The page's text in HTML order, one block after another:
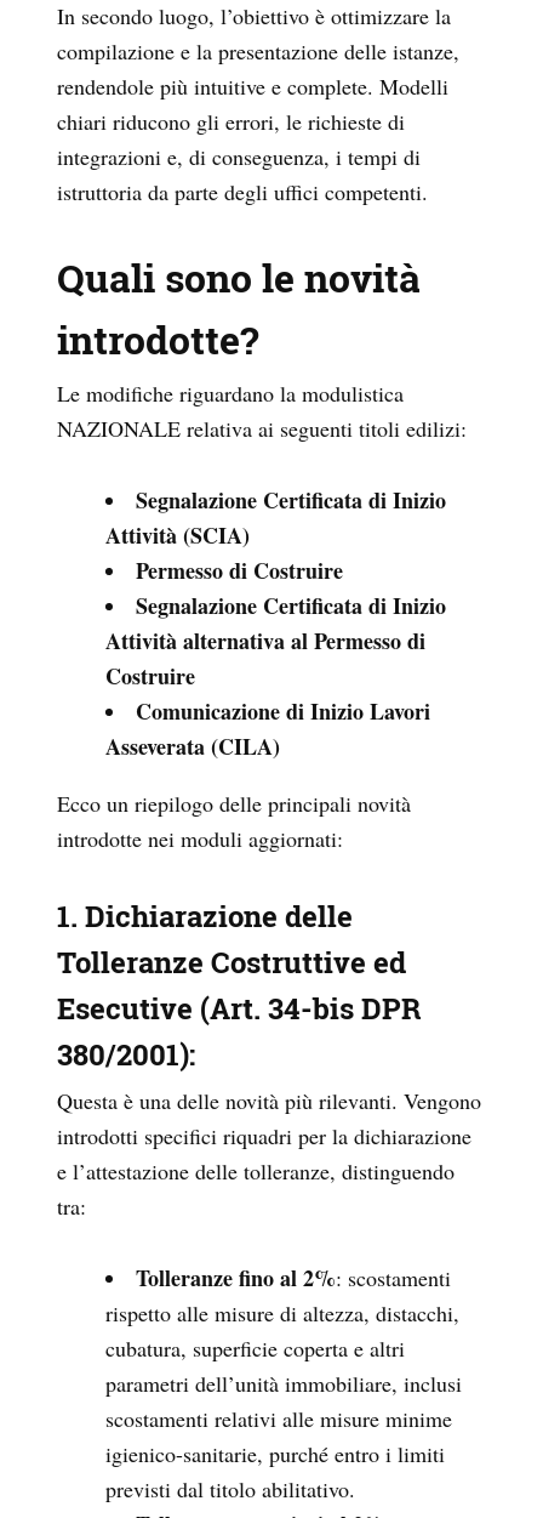
In secondo luogo, l’obiettivo è ottimizzare la
compilazione e la presentazione delle istanze,
rendendole più intuitive e complete. Modelli
chiari riducono gli errori, le richieste di
integrazioni e, di conseguenza, i tempi di
istruttoria da parte degli uffici competenti.
Quali sono le novità
introdotte?
Le modifiche riguardano la modulistica
NAZIONALE relativa ai seguenti titoli edilizi:
Segnalazione Certificata di Inizio
Attività (SCIA)
Permesso di Costruire
Segnalazione Certificata di Inizio
Attività alternativa al Permesso di
Costruire
Comunicazione di Inizio Lavori
Asseverata (CILA)
Ecco un riepilogo delle principali novità
introdotte nei moduli aggiornati:
1. Dichiarazione delle
Tolleranze Costruttive ed
Esecutive (Art. 34-bis DPR
380/2001):
Questa è una delle novità più rilevanti. Vengono
introdotti specifici riquadri per la dichiarazione
e l’attestazione delle tolleranze, distinguendo
tra:
Tolleranze fino al 2%: scostamenti
rispetto alle misure di altezza, distacchi,
cubatura, superficie coperta e altri
parametri dell’unità immobiliare, inclusi
scostamenti relativi alle misure minime
igienico-sanitarie, purché entro i limiti
previsti dal titolo abilitativo.